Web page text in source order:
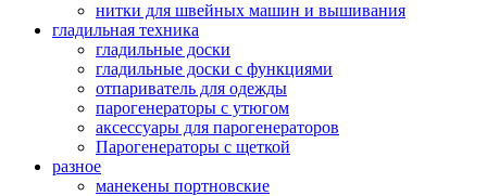
нитки для швейных машин и вышивания
гладильная техника
гладильные доски
гладильные доски с функциями
отпариватель для одежды
парогенераторы с утюгом
аксессуары для парогенераторов
Парогенераторы с щеткой
разное
манекены портновские